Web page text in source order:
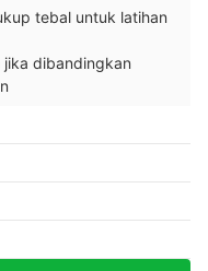
tebal untuk latihan
dibandingkan